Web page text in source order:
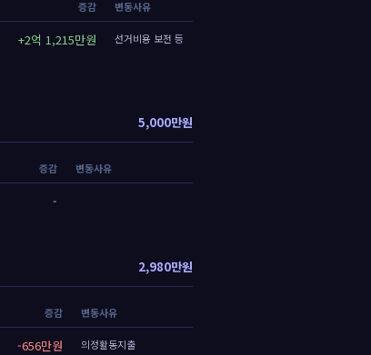
증감 변동사유
+2억 1,215만원 선거비용 보전 등
5,000만원
증감 변동사유
-
2,980만원
증감 변동사유
-656만원 의정활동지출